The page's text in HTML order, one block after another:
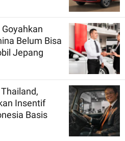
Belum Bisa
Jepang
Insentif
Basis